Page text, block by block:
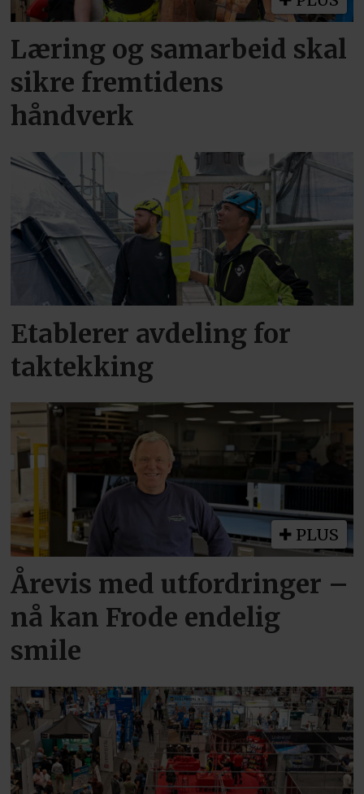
Læring og samarbeid skal
sikre fremtidens
håndverk
Etablerer avdeling for
taktekking
PLUS
Årevis med utfordringer –
nå kan Frode endelig
smile